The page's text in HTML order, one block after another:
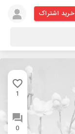
خرید اشتراک
1
0